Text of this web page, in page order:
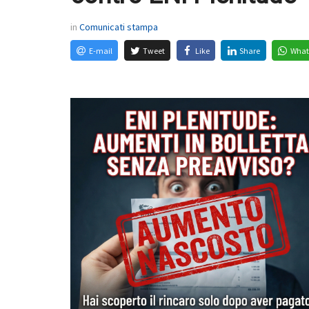
in Comunicati stampa
E-mail Tweet Like Share